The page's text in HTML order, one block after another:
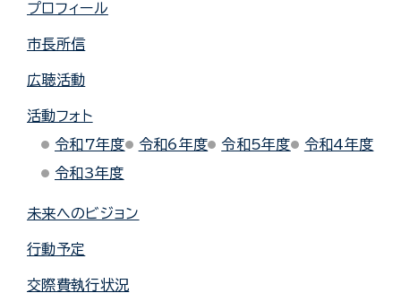
プロフィール
市長所信
広聴活動
活動フォト
令和7年度
令和6年度 令和5年度
令和4年度
令和3年度
未来へのビジョン
行動予定
交際費執行状況